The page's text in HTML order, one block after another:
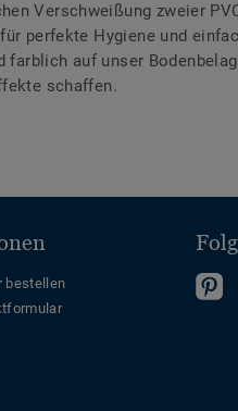
Verschweißung zweier
perfekte Hygiene und
auf unser
schaffen.
bestellen